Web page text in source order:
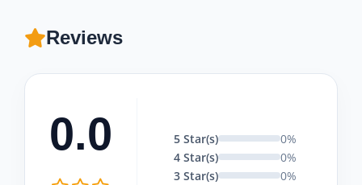
Reviews
0.0 5 Star(s)
0%
4 Star(s)
0%
3 Star(s)
0%